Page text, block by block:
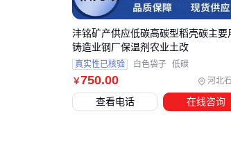
￥750.00 河北
沣铭矿产供应低碳高碳型稻壳碳主要
铸造业钢厂保温剂农业土改
真实性已核验 白色袋子 低碳
查看电话 在线咨询